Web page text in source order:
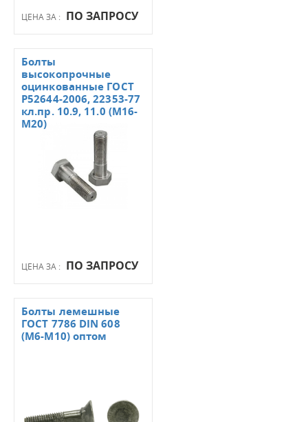
ЦЕНА ЗА : ПО ЗАПРОСУ
ЦЕНА ЗА : ПО ЗАПРОСУ
Болты
высокопрочные
оцинкованные ГОСТ
Р52644-2006, 22353-77
кл.пр. 10.9, 11.0 (М16-
М20)
Болты лемешные
ГОСТ 7786 DIN 608
(М6-М10) оптом